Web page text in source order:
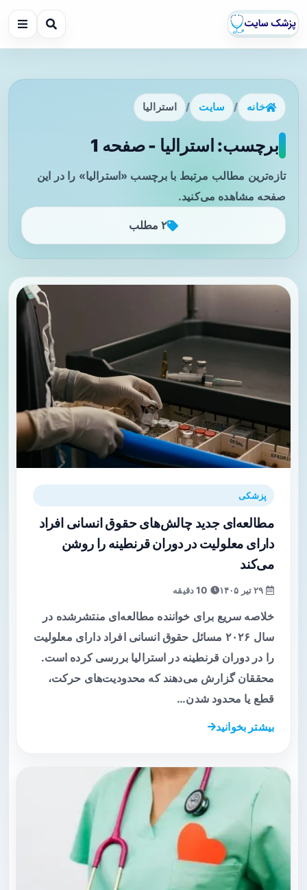
خانه / سایت / استرالیا
برچسب: استرالیا - صفحه 1
تازه‌ترین مطالب مرتبط با برچسب «استرالیا» را در این
صفحه مشاهده می‌کنید.
۲ مطلب
پزشکی
مطالعه‌ای جدید چالش‌های حقوق انسانی افراد
دارای معلولیت در دوران قرنطینه را روشن
می‌کند
خلاصه سریع برای خواننده مطالعه‌ای منتشرشده در
سال ۲۰۲۶ مسائل حقوق انسانی افراد دارای معلولیت
را در دوران قرنطینه در استرالیا بررسی کرده است.
محققان گزارش می‌دهند که محدودیت‌های حرکت،
قطع یا محدود شدن…
بیشتر بخوانید